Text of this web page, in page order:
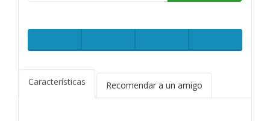
Características Recomendar a un amigo